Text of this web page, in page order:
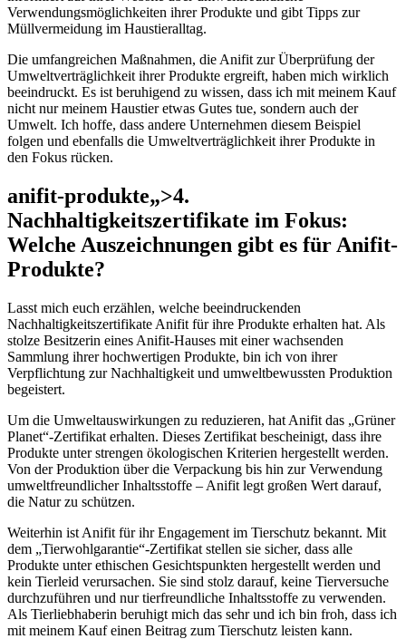
Verwendungsmöglichkeiten​ ihrer Produkte und gibt Tipps zur
Müllvermeidung im‍ Haustieralltag.
Die umfangreichen Maßnahmen, die Anifit zur ⁤Überprüfung der‌
Umweltverträglichkeit ihrer​ Produkte‌ ergreift, haben mich wirklich⁣
beeindruckt. Es ist beruhigend​ zu wissen,⁤ dass ich mit meinem Kauf
nicht nur meinem Haustier ‍etwas Gutes tue, ⁣sondern auch der
Umwelt. Ich hoffe, dass andere‌ Unternehmen diesem Beispiel
folgen und ebenfalls die ​Umweltverträglichkeit ‍ihrer Produkte in⁢
den Fokus rücken.
anifit-produkte„>4.‌
Nachhaltigkeitszertifikate im Fokus:
Welche Auszeichnungen ‌gibt es‍ für Anifit-
Produkte?
Lasst mich euch erzählen, welche beeindruckenden
⁢Nachhaltigkeitszertifikate Anifit für⁣ ihre Produkte erhalten hat. Als​
stolze Besitzerin eines‍ Anifit-Hauses mit einer wachsenden
Sammlung‍ ihrer hochwertigen Produkte, bin ich von ihrer
Verpflichtung zur Nachhaltigkeit und umweltbewussten Produktion
begeistert.
Um die Umweltauswirkungen zu reduzieren, hat Anifit das „Grüner
Planet“-Zertifikat⁤ erhalten. Dieses ⁣Zertifikat bescheinigt, dass ihre
Produkte unter strengen ökologischen Kriterien hergestellt ​werden.
Von der Produktion über die ⁢Verpackung bis hin ​zur Verwendung​
umweltfreundlicher Inhaltsstoffe – ⁤Anifit legt⁣ großen ⁤Wert darauf,
die Natur zu⁣ schützen.
Weiterhin ist Anifit für‍ ihr Engagement ⁢im Tierschutz bekannt. Mit
dem „Tierwohlgarantie“-Zertifikat stellen​ sie ⁢sicher, ⁤dass alle
Produkte‌ unter‍ ethischen⁤ Gesichtspunkten hergestellt werden ⁢und
kein⁢ Tierleid verursachen. ⁢Sie sind stolz darauf, keine Tierversuche
durchzuführen ⁤und ‍nur tierfreundliche Inhaltsstoffe zu verwenden.
Als Tierliebhaberin beruhigt mich das ⁤sehr ⁣und ich bin froh, dass ich
mit meinem Kauf einen Beitrag zum Tierschutz leisten⁣ kann.